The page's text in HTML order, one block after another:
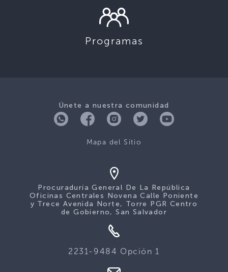
Programas
Únete a nuestra comunidad
Mapa del Sitio
Procuraduría General De La República
Oficinas Centrales Novena Calle Poniente
y Trece Avenida Norte, Torre PGR Centro
de Gobierno, San Salvador
2231-9484 Opción 1